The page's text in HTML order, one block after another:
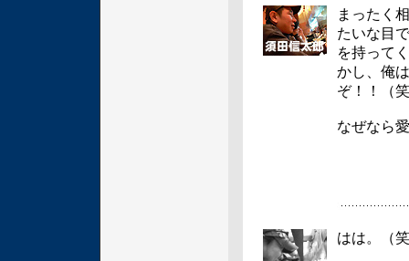
まったく
たいな目
を持って
かし、俺
ぞ！！（
なぜなら
はは。（